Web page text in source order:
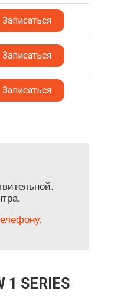
Записаться
Записаться
Записаться
SERIES